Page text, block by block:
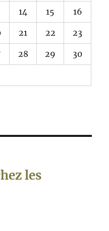
14 15 16
21 22 23
28 29 30
les